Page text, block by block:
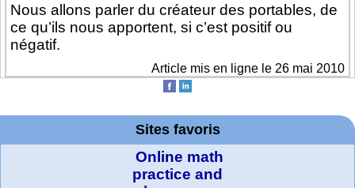
Nous allons parler du créateur des portables, de
ce qu’ils nous apportent, si c’est positif ou
négatif.
Article mis en ligne le 26 mai 2010
Sites favoris
Online math
practice and